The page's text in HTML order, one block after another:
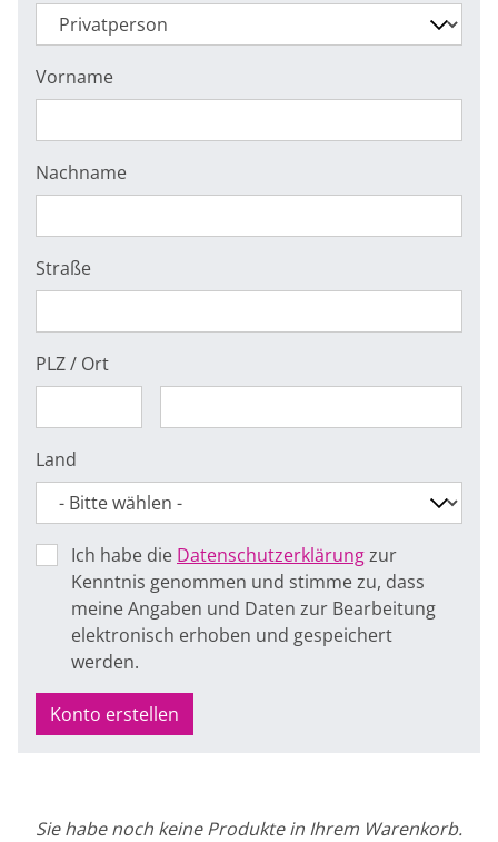
Vorname
Nachname
Straße
PLZ / Ort
Land
Ich habe die Datenschutzerklärungzur
Kenntnis genommen und stimme zu, dass
meine Angaben und Daten zur Bearbeitung
elektronisch erhoben und gespeichert
werden.
Konto erstellen
Sie habe noch keine Produkte in Ihrem Warenkorb.